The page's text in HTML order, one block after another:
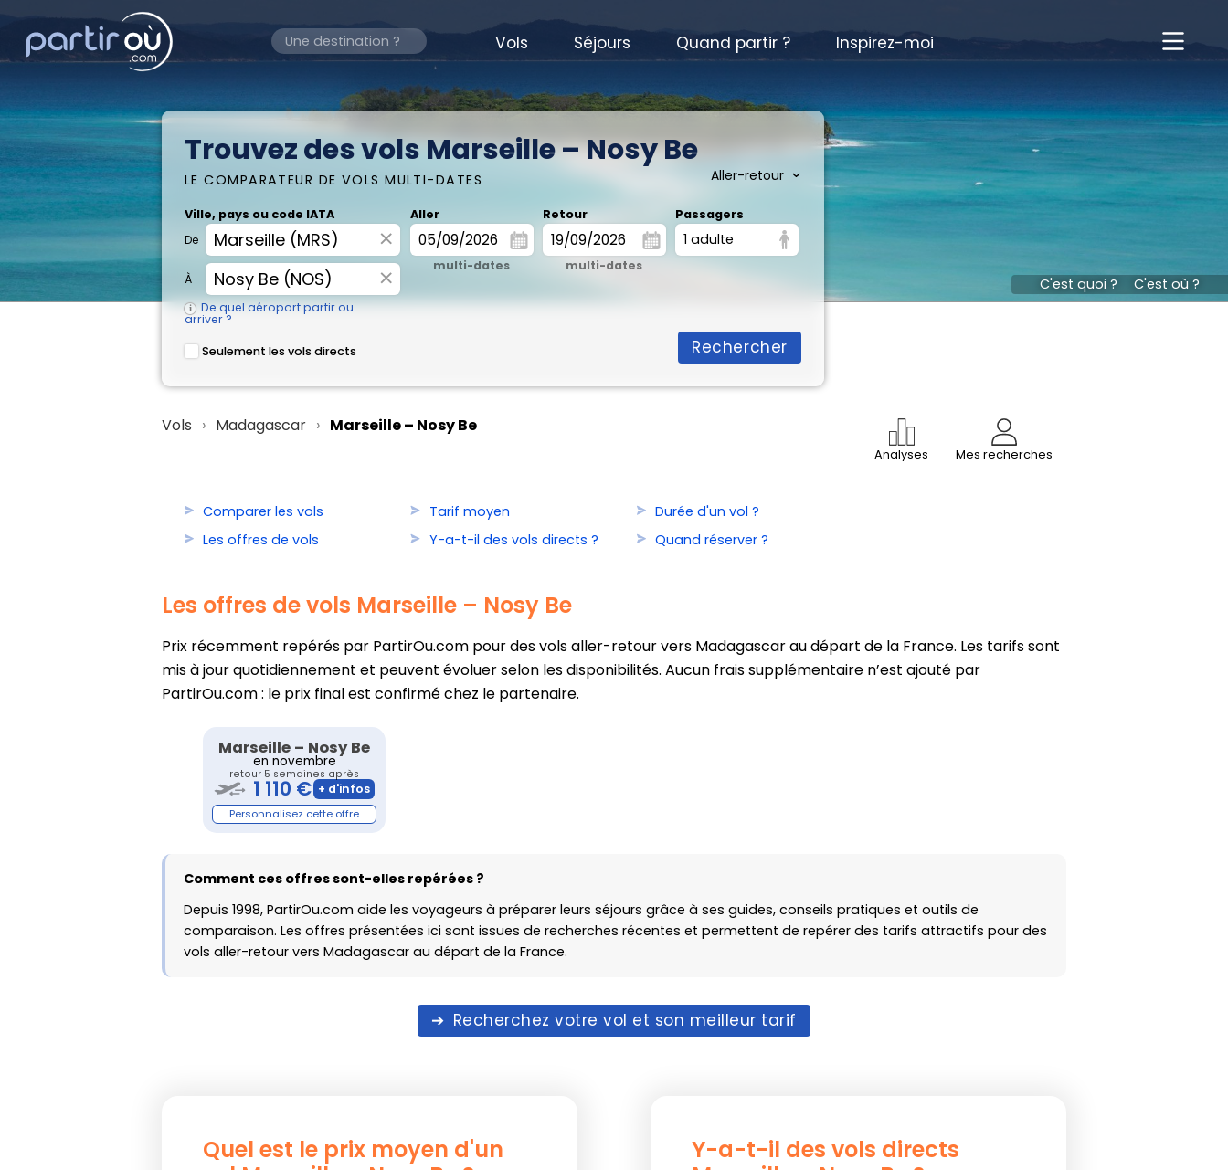
Vols Séjours Quand partir ? Inspirez-moi
Trouvez des vols Marseille – Nosy Be
LE COMPARATEUR DE VOLS MULTI-DATES
Ville, pays ou code IATA
De ×
À ×
De quel aéroport partir ou
arriver ?
Seulement les vols directs
Aller
multi-dates
Retour
multi-dates
Passagers
1 adulte
Rechercher
Vols Madagascar Marseille – Nosy Be
Analyses Mes recherches
Les offres de vols Marseille – Nosy Be
Prix récemment repérés par PartirOu.com pour des vols aller-retour vers Madagascar au départ de la France. Les tarifs sont
mis à jour quotidiennement et peuvent évoluer selon les disponibilités. Aucun frais supplémentaire n’est ajouté par
PartirOu.com : le prix final est confirmé chez le partenaire.
Marseille – Nosy Be
en novembre
retour 5 semaines après
1 110 €
Comment ces offres sont-elles repérées ?
Depuis 1998, PartirOu.com aide les voyageurs à préparer leurs séjours grâce à ses guides, conseils pratiques et outils de
comparaison. Les offres présentées ici sont issues de recherches récentes et permettent de repérer des tarifs attractifs pour des
vols aller-retour vers Madagascar au départ de la France.
Recherchez votre vol et son meilleur tarif
Quel est le prix moyen d'un
Y-a-t-il des vols directs
Comparer les vols
Les offres de vols
Tarif moyen
Y-a-t-il des vols directs ?
Durée d'un vol ?
Quand réserver ?